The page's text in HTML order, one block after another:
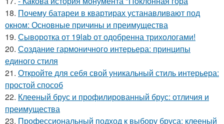
18. Почему батареи в квартирах устанавливают под
окном: Основные причины и преимущества
19. Сыворотка от 19lab от одобренна трихологами!
20. Создание гармоничного интерьера: принципы
единого стиля
21. Откройте для себя свой уникальный стиль интерьера:
простой способ
22. Клееный брус и профилированный брус: отличия и
преимущества
23. Профессиональный подход к выбору бруса: клееный